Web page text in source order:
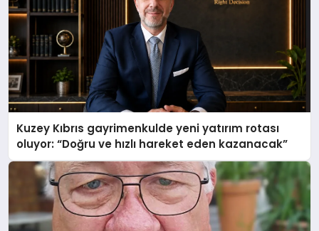
Kuzey Kıbrıs gayrimenkulde yeni yatırım rotası
oluyor: “Doğru ve hızlı hareket eden kazanacak”